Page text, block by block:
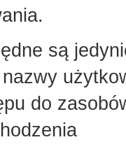
są
do